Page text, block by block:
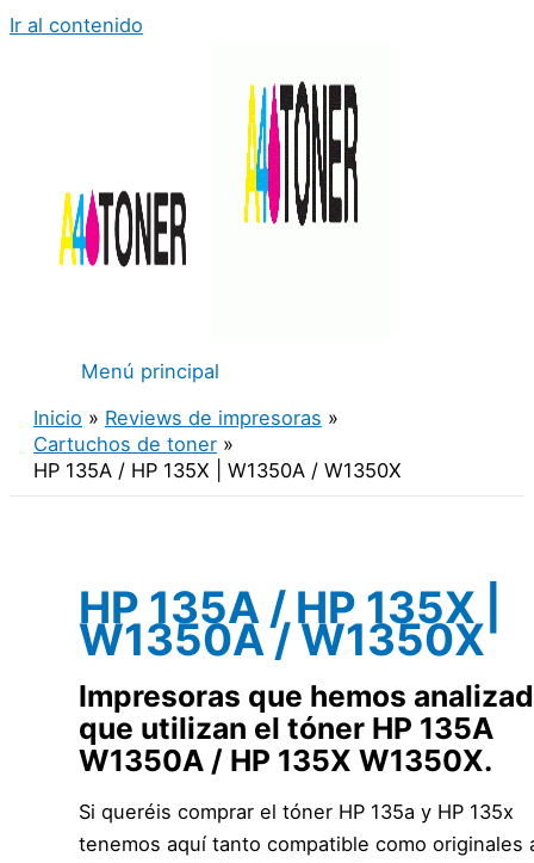
Ir al contenido
Menú principal
Inicio
Reviews de impresoras
Cartuchos de toner
HP 135A / HP 135X | W1350A / W1350X
HP 135A / HP 135X |
W1350A / W1350X
Impresoras que hemos
que utilizan el tóner HP 135A
W1350A / HP 135X W1350X.
Si queréis comprar el tóner HP 135a y HP 135x
tenemos aquí tanto compatible como originales